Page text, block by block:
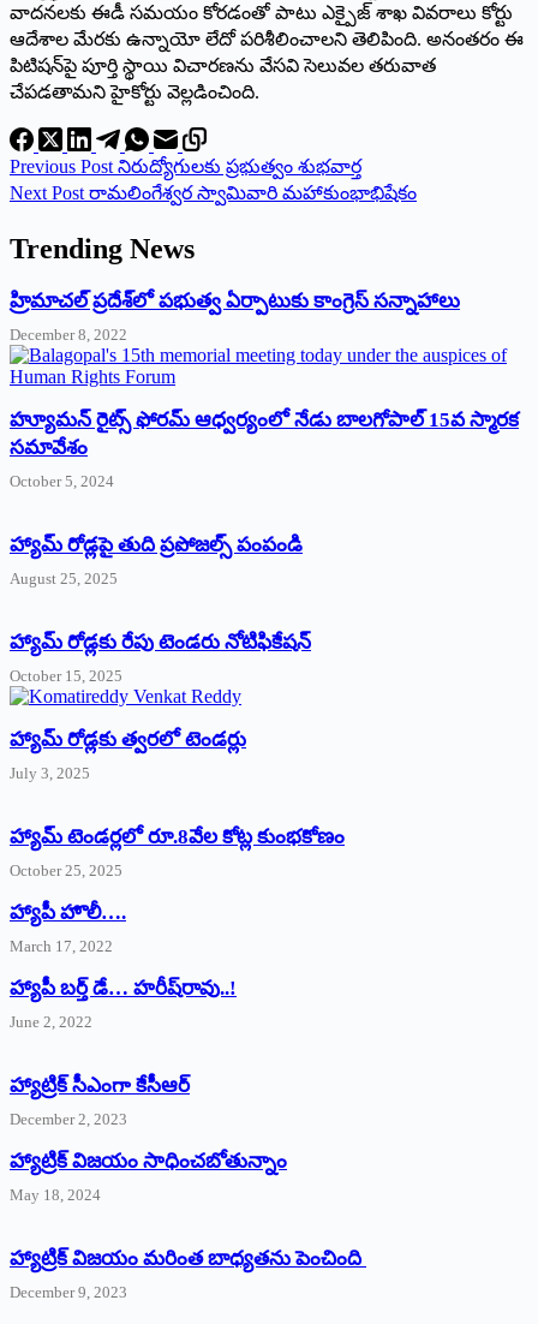
వాదనలకు ఈడీ సమయం కోరడంతో పాటు ఎక్పైజ్‌ ‌శాఖ వివరాలు కోర్టు
ఆదేశాల మేరకు ఉన్నాయో లేదో పరిశీలించాలని తెలిపింది. అనంతరం ఈ
పిటిషన్‌పై పూర్తి స్థాయి విచారణను వేసవి సెలువల తరువాత
చేపడతామని హైకోర్టు వెల్లడించింది.
Previous Post నిరుద్యోగులకు ప్రభుత్వం శుభవార్త
Next Post రామలింగేశ్వర స్వామివారి మహాకుంభాభిషేకం
Trending News
‌హ్రిమాచల్‌ ‌ప్రదేశ్‌లో పభుత్వ ఏర్పాటుకు కాంగ్రెస్‌ ‌సన్నాహాలు
December 8, 2022
హ్యూమన్‌ రైట్స్‌ ఫోరమ్‌ ఆధ్వర్యంలో నేడు బాలగోపాల్‌ 15వ స్మారక
సమావేశం
October 5, 2024
హ్యామ్‌ రోడ్లపై తుది ప్రపోజల్స్‌ పంపండి
August 25, 2025
హ్యామ్‌ రోడ్లకు రేపు టెండరు నోటిఫికేషన్‌
October 15, 2025
హ్యామ్‌ రోడ్లకు త్వరలో టెండర్లు
July 3, 2025
హ్యామ్‌ ‌టెండర్లలో రూ.8వేల కోట్ల కుంభకోణం
October 25, 2025
హ్యాపీ హొలీ….
March 17, 2022
హ్యాపీ బర్త్ ‌డే… హరీష్‌రావు..!
June 2, 2022
హ్యాట్రిక్‌ ‌సీఎంగా కేసీఆర్‌
December 2, 2023
హ్యాట్రిక్‌ విజయం సాధించబోతున్నాం
May 18, 2024
హ్యాట్రిక్ విజయం మరింత బాధ్యతను పెంచింది
December 9, 2023